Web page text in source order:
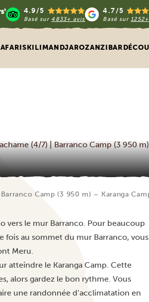
4.9/5
Basé sur 4833+ avis
4.7/5
Basé sur
KILIMANDJAROZANZIBAR
(4/7) | Barranco Camp (3 950
Camp (3 950 m) – Karanga
vers le mur Barranco. Pour beaucoup
fois au sommet du mur Barranco, vous
Meru.
atteindre le Karanga Camp. Cette
alors gardez le bon rythme. Vous
une randonnée d’acclimatation en